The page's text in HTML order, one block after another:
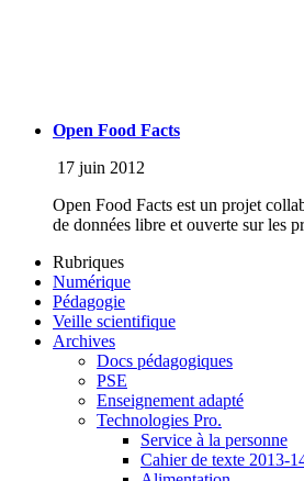
Open Food Facts
17 juin 2012
Open Food Facts est un projet
de données libre et ouverte sur les
Rubriques
Numérique
Pédagogie
Veille scientifique
Archives
Docs pédagogiques
PSE
Enseignement adapté
Technologies Pro.
Service à la personne
Cahier de texte 2013-